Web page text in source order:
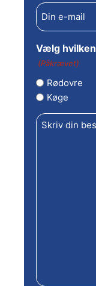
E-
mail
(Påkrævet)
Vælg
(Påkrævet)
Rødovre
Køge
Skriv
din